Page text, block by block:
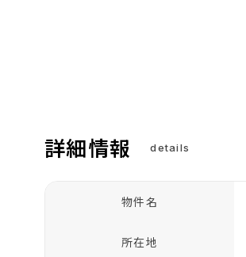
詳細情報 details
物件名
所在地